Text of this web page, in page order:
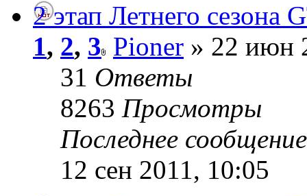
2 этап Летнего сезона
1, 2, 3 Pioner » 22 июн
31 Ответы
8263 Просмотры
Последнее
12 сен 2011, 10:05